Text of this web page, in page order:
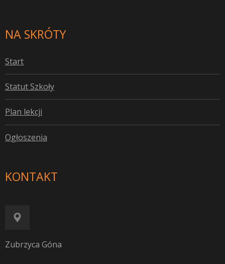
NA SKRÓTY
Start
Statut Szkoły
Plan lekcji
Ogłoszenia
KONTAKT
Zubrzyca Góna